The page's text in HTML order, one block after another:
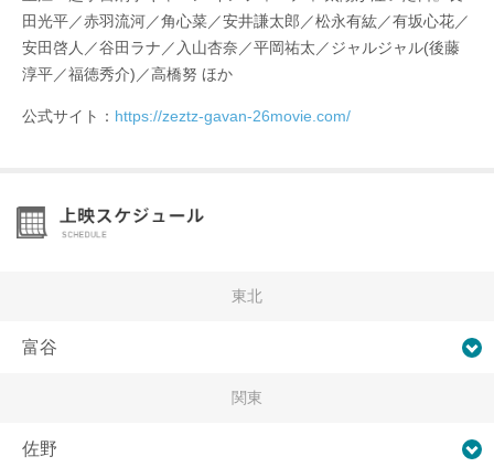
田光平／赤羽流河／角心菜／安井謙太郎／松永有紘／有坂心花／
安田啓人／谷田ラナ／入山杏奈／平岡祐太／ジャルジャル(後藤
淳平／福徳秀介)／高橋努 ほか
公式サイト： https://zeztz-gavan-26movie.com/
東北
富谷
関東
佐野